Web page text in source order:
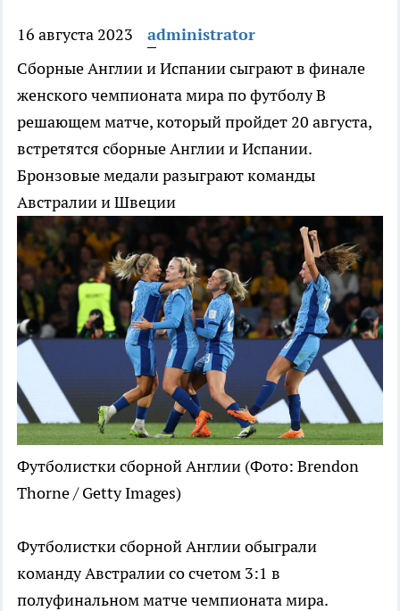
16 августа 2023
administrator
Сборные Англии и Испании сыграют в финале
женского чемпионата мира по футболуВ
решающем матче, который пройдет 20 августа,
встретятся сборные Англии и Испании.
Бронзовые медали разыграют команды
Австралии и Швеции
Футболистки сборной Англии (Фото: Brendon
Thorne / Getty Images)
Футболистки сборной Англии обыграли
команду Австралии со счетом 3:1 в
полуфинальном матче чемпионата мира.